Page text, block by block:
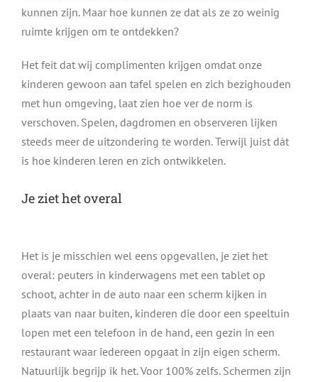
kunnen zijn. Maar hoe kunnen ze dat als ze zo weinig
ruimte krijgen om te ontdekken?
Het feit dat wij complimenten krijgen omdat onze
kinderen gewoon aan tafel spelen en zich bezighouden
met hun omgeving, laat zien hoe ver de norm is
verschoven. Spelen, dagdromen en observeren lijken
steeds meer de uitzondering te worden. Terwijl juist dát
is hoe kinderen leren en zich ontwikkelen.
Je ziet het overal
Het is je misschien wel eens opgevallen, je ziet het
overal: peuters in kinderwagens met een tablet op
schoot, achter in de auto naar een scherm kijken in
plaats van naar buiten, kinderen die door een speeltuin
lopen met een telefoon in de hand, een gezin in een
restaurant waar iedereen opgaat in zijn eigen scherm.
Natuurlijk begrijp ik het. Voor 100% zelfs. Schermen zijn